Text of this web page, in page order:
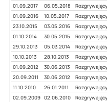
01.09.2017 06.05.2018 Rozgrywający
01.09.2016 10.05.2017 Rozgrywający
23.10.2015 03.05.2016 Rozgrywający
01.10.2014 30.05.2015 Rozgrywający
29.10.2013 05.03.2014 Rozgrywający
10.10.2013 28.10.2013 Rozgrywający
01.09.2012 30.06.2013 Rozgrywający
20.09.2011 30.06.2012 Rozgrywający
11.10.2010 26.01.2011 Rozgrywający
02.09.2009 02.06.2010 Rozgrywający